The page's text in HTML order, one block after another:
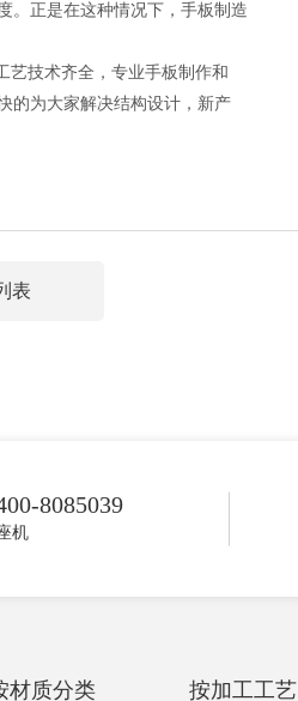
。正是在这种情况下，手板制造
技术齐全，专业手板制作和
的为大家解决结构设计，新产
表
8085039
机
材质分类 按加工工艺